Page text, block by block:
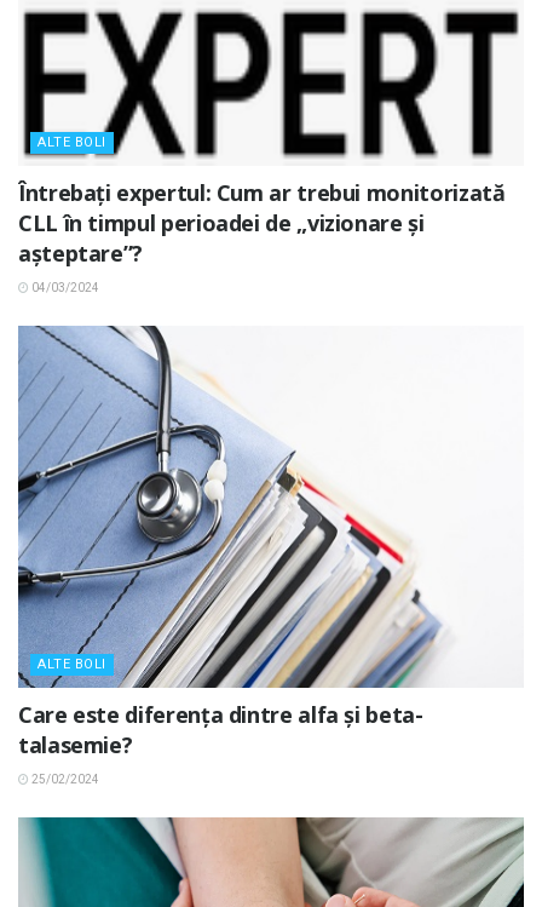
ALTE BOLI
Întrebați expertul: Cum ar trebui monitorizată
CLL în timpul perioadei de „vizionare și
așteptare”?
04/03/2024
ALTE BOLI
Care este diferența dintre alfa și beta-
talasemie?
25/02/2024